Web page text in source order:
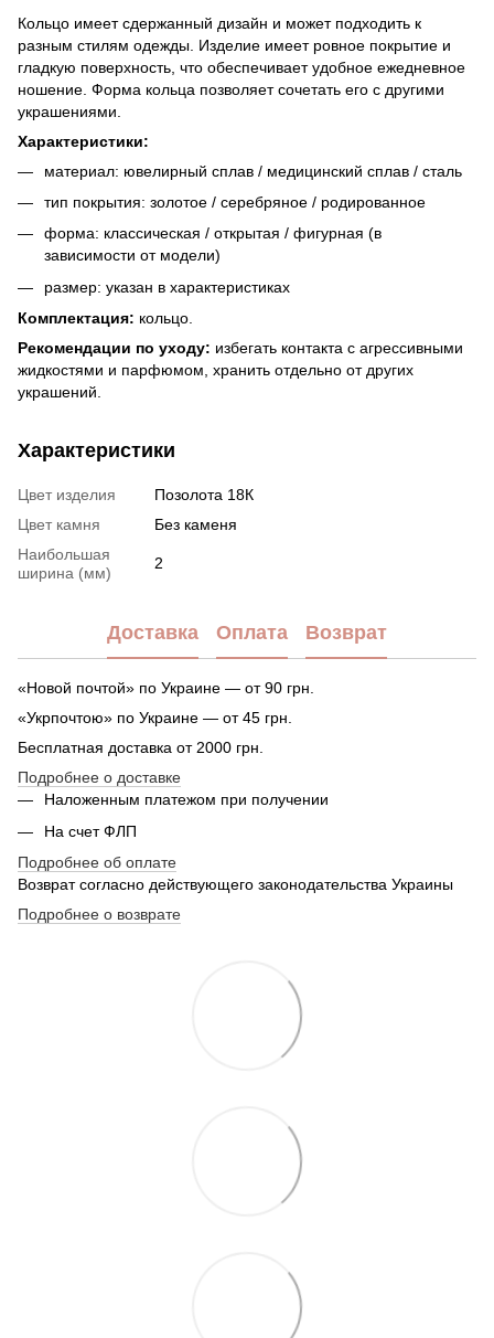
Кольцо имеет сдержанный дизайн и может подходить к
разным стилям одежды. Изделие имеет ровное покрытие и
гладкую поверхность, что обеспечивает удобное ежедневное
ношение. Форма кольца позволяет сочетать его с другими
украшениями.
Характеристики:
материал: ювелирный сплав / медицинский сплав / сталь
тип покрытия: золотое / серебряное / родированное
форма: классическая / открытая / фигурная (в
зависимости от модели)
размер: указан в характеристиках
Комплектация: кольцо.
Рекомендации по уходу: избегать контакта с агрессивными
жидкостями и парфюмом, хранить отдельно от других
украшений.
Характеристики
Цвет изделия
Позолота 18К
Цвет камня
Без каменя
Наибольшая
ширина (мм)
2
Доставка Оплата Возврат
«Новой почтой» по Украине — от 90 грн.
«Укрпочтою» по Украине — от 45 грн.
Бесплатная доставка от 2000 грн.
Подробнее о доставке
Наложенным платежом при получении
На счет ФЛП
Подробнее об оплате
Возврат согласно действующего законодательства Украины
Подробнее о возврате